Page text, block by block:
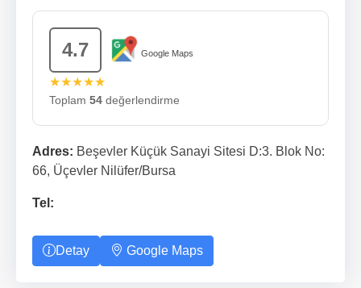
4.7 Google Maps
★★★★★
Toplam 54 değerlendirme
Adres: Beşevler Küçük Sanayi Sitesi D:3. Blok No:
66, Üçevler Nilüfer/Bursa
Tel:
Detay Google Maps